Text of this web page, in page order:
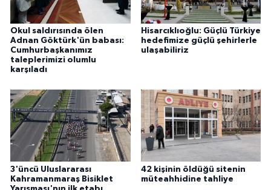
Okul saldırısında ölen
Adnan Göktürk'ün babası:
Cumhurbaşkanımız
taleplerimizi olumlu
karşıladı
Hisarcıklıoğlu: Güçlü Türkiye
hedefimize güçlü şehirlerle
ulaşabiliriz
3'üncü Uluslararası
Kahramanmaraş Bisiklet
42 kişinin öldüğü sitenin
müteahhidine tahliye